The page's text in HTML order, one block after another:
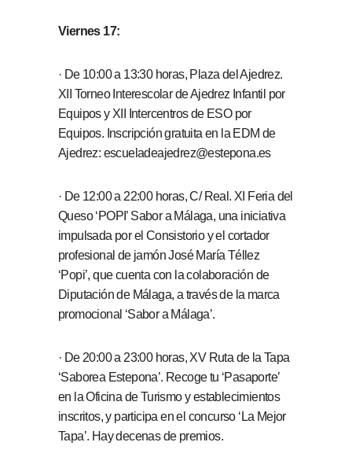
Viernes 17:
· De 10:00 a 13:30 horas, Plaza del Ajedrez.
XII Torneo Interescolar de Ajedrez Infantil por
Equipos y XII Intercentros de ESO por
Equipos. Inscripción gratuita en la EDM de
Ajedrez: escueladeajedrez@estepona.es
· De 12:00 a 22:00 horas, C/ Real. XI Feria del
Queso ‘POPI’ Sabor a Málaga, una iniciativa
impulsada por el Consistorio y el cortador
profesional de jamón José María Téllez
‘Popi’, que cuenta con la colaboración de
Diputación de Málaga, a través de la marca
promocional ‘Sabor a Málaga’.
· De 20:00 a 23:00 horas, XV Ruta de la Tapa
‘Saborea Estepona’. Recoge tu ‘Pasaporte’
en la Oficina de Turismo y establecimientos
inscritos, y participa en el concurso ‘La Mejor
Tapa’. Hay decenas de premios.